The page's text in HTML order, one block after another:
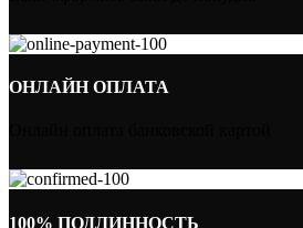
ОНЛАЙН ОПЛАТА
100% ПОДЛИННОСТЬ